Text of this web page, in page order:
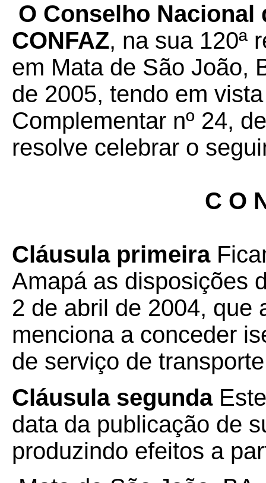
O Conselho Nacional
CONFAZ, na sua 120ª
em Mata de São João,
de 2005, tendo em
Complementar nº 24,
resolve celebrar o
C O
Cláusula primeira
Amapá as disposições
2 de abril de 2004, que
menciona a conceder
de serviço de
Cláusula segunda
data da publicação de
produzindo efeitos a